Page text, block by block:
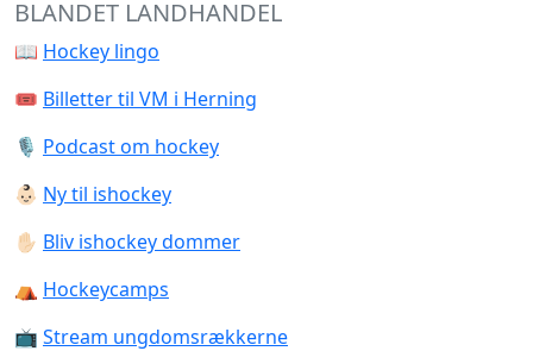
BLANDET LANDHANDEL
📖 Hockey lingo
🎟️ Billetter til VM i Herning
🎙️ Podcast om hockey
👶🏻 Ny til ishockey
✋🏻 Bliv ishockey dommer
⛺️ Hockeycamps
📺 Stream ungdomsrækkerne